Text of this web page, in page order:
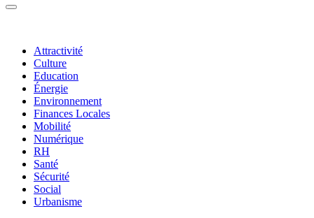
Attractivité
Culture
Education
Énergie
Environnement
Finances Locales
Mobilité
Numérique
RH
Santé
Sécurité
Social
Urbanisme